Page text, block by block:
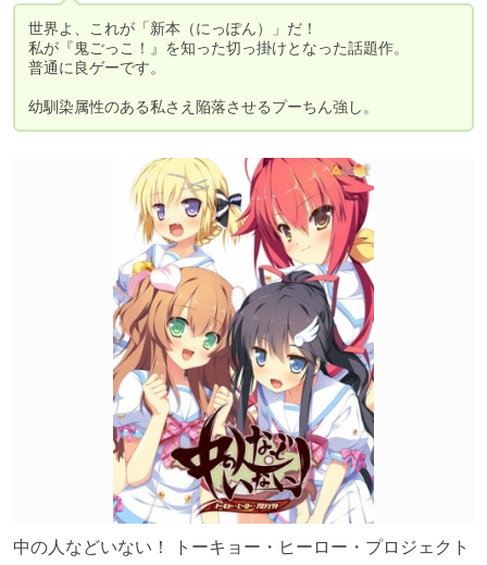
世界よ、これが「新本（にっぽん）」だ！
私が『鬼ごっこ！』を知った切っ掛けとなった話題作。
普通に良ゲーです。
幼馴染属性のある私さえ陥落させるプーちん強し。
中の人などいない！ トーキョー・ヒーロー・プロジェクト